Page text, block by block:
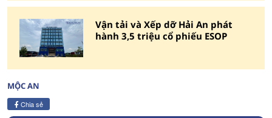
Vận tải và Xếp dỡ Hải An phát
hành 3,5 triệu cổ phiếu ESOP
MỘC AN
Chia sẻ